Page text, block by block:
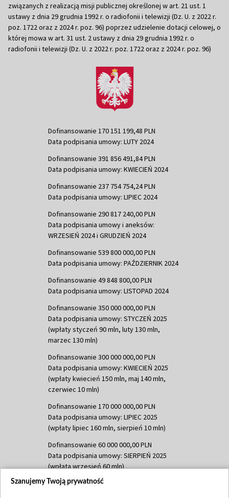
związanych z realizacją misji publicznej określonej w art. 21 ust. 1
ustawy z dnia 29 grudnia 1992 r. o radiofonii i telewizji (Dz. U. z 2022 r.
poz. 1722 oraz z 2024 r. poz. 96) poprzez udzielenie dotacji celowej, o
której mowa w art. 31 ust. 2 ustawy z dnia 29 grudnia 1992 r. o
radiofonii i telewizji (Dz. U. z 2022 r. poz. 1722 oraz z 2024 r. poz. 96)
Dofinansowanie 170 151 199,48 PLN
Data podpisania umowy: LUTY 2024
Dofinansowanie 391 856 491,84 PLN
Data podpisania umowy: KWIECIEŃ 2024
Dofinansowanie 237 754 754,24 PLN
Data podpisania umowy: LIPIEC 2024
Dofinansowanie 290 817 240,00 PLN
Data podpisania umowy i aneksów:
WRZESIEŃ 2024 i GRUDZIEŃ 2024
Dofinansowanie 539 800 000,00 PLN
Data podpisania umowy: PAŹDZIERNIK 2024
Dofinansowanie 49 848 800,00 PLN
Data podpisania umowy: LISTOPAD 2024
Dofinansowanie 350 000 000,00 PLN
Data podpisania umowy: STYCZEŃ 2025
(wpłaty styczeń 90 mln, luty 130 mln,
marzec 130 mln)
Dofinansowanie 300 000 000,00 PLN
Data podpisania umowy: KWIECIEŃ 2025
(wpłaty kwiecień 150 mln, maj 140 mln,
czerwiec 10 mln)
Dofinansowanie 170 000 000,00 PLN
Data podpisania umowy: LIPIEC 2025
(wpłaty lipiec 160 mln, sierpień 10 mln)
Dofinansowanie 60 000 000,00 PLN
Data podpisania umowy: SIERPIEŃ 2025
(wpłata wrzesień 60 mln)
Dofinansowanie 635 783 051,21 PLN
Szanujemy Twoją prywatność